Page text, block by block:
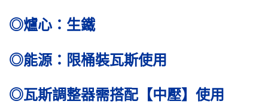
◎爐心：生鐵
◎能源：限桶裝瓦斯使用
◎瓦斯調整器需搭配【中壓】使用